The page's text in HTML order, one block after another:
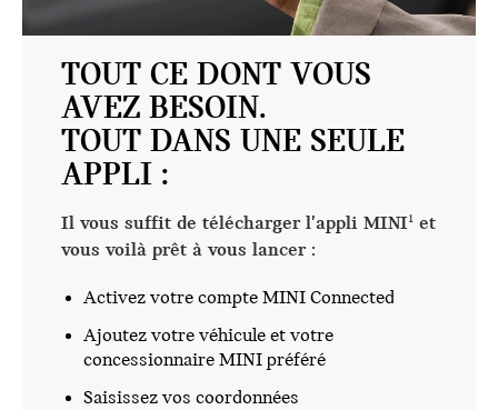
TOUT CE DONT VOUS
AVEZ BESOIN.
TOUT DANS UNE SEULE
APPLI :
Il vous suffit de télécharger l'appli MINI 1
et
vous voilà prêt à vous lancer :
Activez votre compte MINI Connected
Ajoutez votre véhicule et votre
concessionnaire MINI préféré
Saisissez vos coordonnées